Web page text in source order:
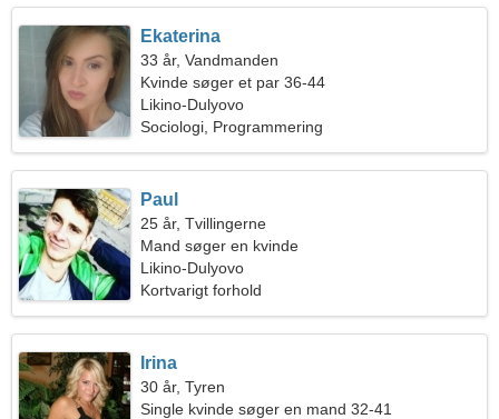
Ekaterina
33 år, Vandmanden
Kvinde søger et par 36-44
Likino-Dulyovo
Sociologi, Programmering
Paul
25 år, Tvillingerne
Mand søger en kvinde
Likino-Dulyovo
Kortvarigt forhold
Irina
30 år, Tyren
Single kvinde søger en mand 32-41